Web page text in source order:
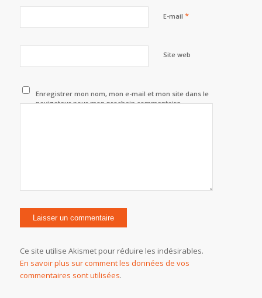
E-mail *
Site web
Enregistrer mon nom, mon e-mail et mon site dans le
navigateur pour mon prochain commentaire.
Ce site utilise Akismet pour réduire les indésirables.
En savoir plus sur comment les données de vos
commentaires sont utilisées.